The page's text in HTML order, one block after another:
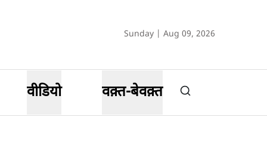
Sunday | Aug 09, 2026
वीडियो वक़्त-बेवक़्त